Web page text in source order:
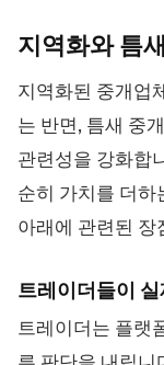
지역화와 틈
지역화된 중개업
는 반면, 틈새 중
관련성을 강화합
순히 가치를 더하
아래에 관련된 장
트레이더들이
트레이더는 플랫